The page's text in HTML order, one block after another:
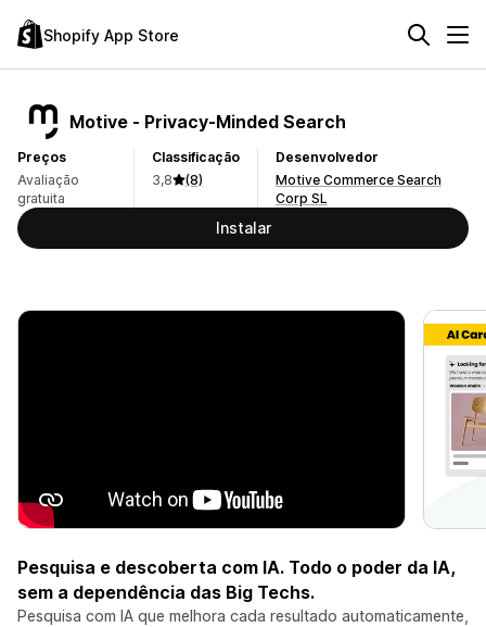
Shopify App Store
Motive ‑ Privacy‑Minded Search
Preços
Avaliação
gratuita
Classificação
3,8
(8)
Desenvolvedor
Motive Commerce Search
Corp SL
Instalar
Pesquisa e descoberta com IA. Todo o poder da IA,
sem a dependência das Big Techs.
Pesquisa com IA que melhora cada resultado automaticamente,